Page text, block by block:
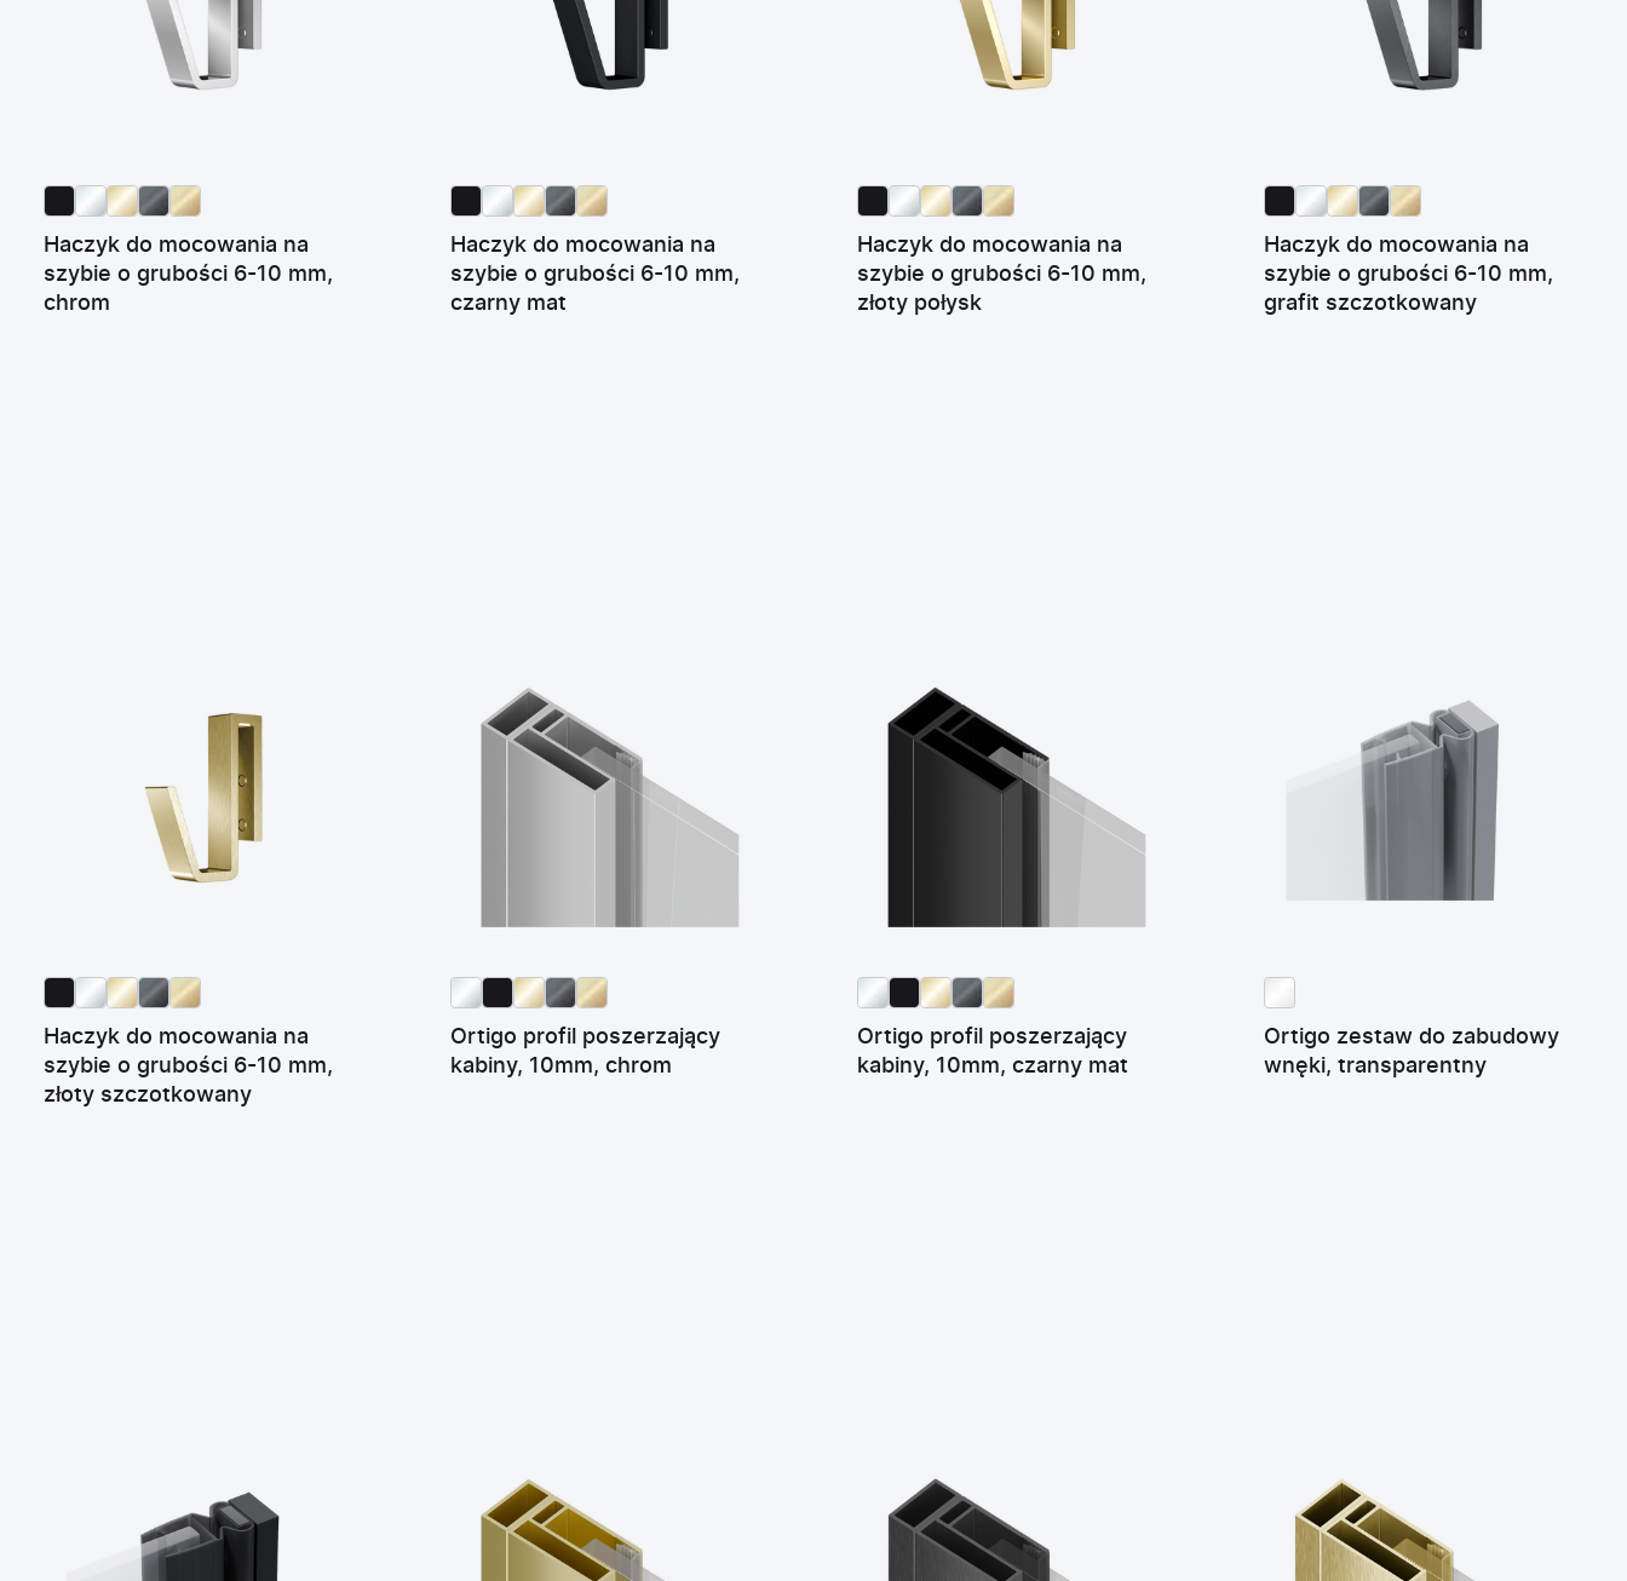
Haczyk do mocowania na
szybie o grubości 6-10 mm,
chrom
Haczyk do mocowania na
szybie o grubości 6-10 mm,
czarny mat
Haczyk do mocowania na
szybie o grubości 6-10 mm,
złoty połysk
Haczyk do mocowania na
szybie o grubości 6-10 mm,
grafit szczotkowany
Haczyk do mocowania na
szybie o grubości 6-10 mm,
złoty szczotkowany
Ortigo profil poszerzający
kabiny, 10mm, chrom
Ortigo profil poszerzający
kabiny, 10mm, czarny mat
Ortigo zestaw do zabudowy
wnęki, transparentny